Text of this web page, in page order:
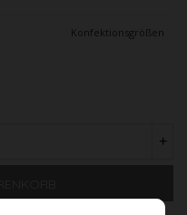
Konfektionsgrößen
+